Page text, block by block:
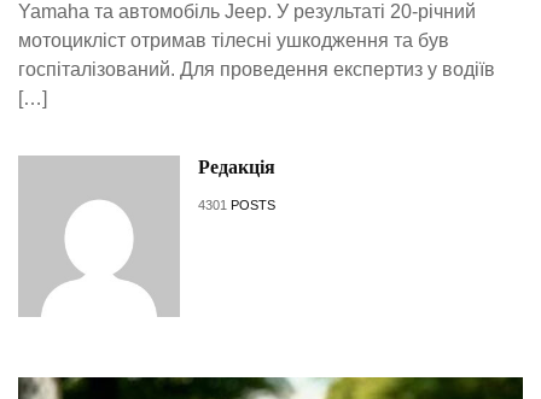
Yamaha та автомобіль Jeep. У результаті 20-річний
мотоцикліст отримав тілесні ушкодження та був
госпіталізований. Для проведення експертиз у водіїв
[…]
Редакція
4301 POSTS